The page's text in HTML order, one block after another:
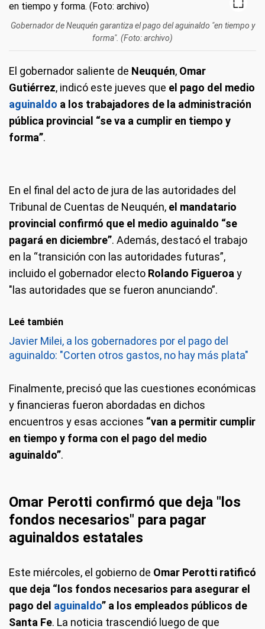
Gobernador de Neuquén garantiza el pago del aguinaldo "en tiempo y
forma". (Foto: archivo)
El gobernador saliente de Neuquén, Omar
Gutiérrez, indicó este jueves que el pago del medio
aguinaldo a los trabajadores de la administración
pública provincial “se va a cumplir en tiempo y
forma”.
En el final del acto de jura de las autoridades del
Tribunal de Cuentas de Neuquén, el mandatario
provincial confirmó que el medio aguinaldo “se
pagará en diciembre”. Además, destacó el trabajo
en la “transición con las autoridades futuras”,
incluido el gobernador electo Rolando Figueroa y
"las autoridades que se fueron anunciando”.
Leé también
Javier Milei, a los gobernadores por el pago del
aguinaldo: "Corten otros gastos, no hay más plata"
Finalmente, precisó que las cuestiones económicas
y financieras fueron abordadas en dichos
encuentros y esas acciones “van a permitir cumplir
en tiempo y forma con el pago del medio
aguinaldo”.
Omar Perotti confirmó que deja "los
fondos necesarios" para pagar
aguinaldos estatales
Este miércoles, el gobierno de Omar Perotti ratificó
que deja “los fondos necesarios para asegurar el
pago del aguinaldo” a los empleados públicos de
Santa Fe. La noticia trascendió luego de que